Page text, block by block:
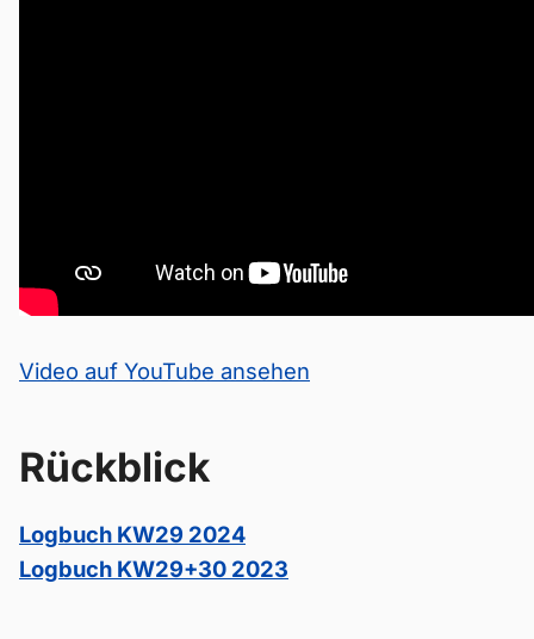
Video auf YouTube ansehen
Rückblick
Logbuch KW29 2024
Logbuch KW29+30 2023